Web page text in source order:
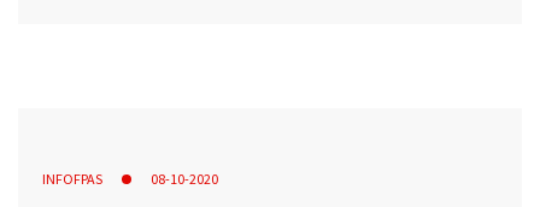
INFOFPAS 08-10-2020